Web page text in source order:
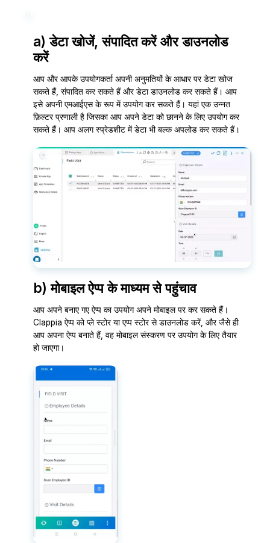
a) डेटा खोजें, संपादित करें और डाउनलोड
करें
आप और आपके उपयोगकर्ता अपनी अनुमतियों के आधार पर डेटा खोज
सकते हैं, संपादित कर सकते हैं और डेटा डाउनलोड कर सकते हैं। आप
इसे अपनी एमआईएस के रूप में उपयोग कर सकते हैं। यहां एक उन्नत
फ़िल्टर प्रणाली है जिसका आप अपने डेटा को छानने के लिए उपयोग कर
सकते हैं। आप अलग स्प्रेडशीट में डेटा भी बल्क अपलोड कर सकते हैं।
b) मोबाइल ऐप्प के माध्यम से पहुंचाव
आप अपने बनाए गए ऐप्प का उपयोग अपने मोबाइल पर कर सकते हैं।
Clappia ऐप्प को प्ले स्टोर या एप्प स्टोर से डाउनलोड करें, और जैसे ही
आप अपना ऐप्प बनाते हैं, वह मोबाइल संस्करण पर उपयोग के लिए तैयार
हो जाएगा।